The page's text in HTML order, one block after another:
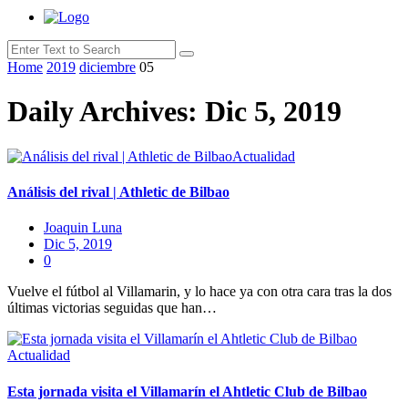
Home 2019 diciembre 05
Daily Archives: Dic 5, 2019
Actualidad
Análisis del rival | Athletic de Bilbao
Joaquin Luna
Dic 5, 2019
0
Vuelve el fútbol al Villamarin, y lo hace ya con otra cara tras la dos
últimas victorias seguidas que han…
Actualidad
Esta jornada visita el Villamarín el Ahtletic Club de Bilbao